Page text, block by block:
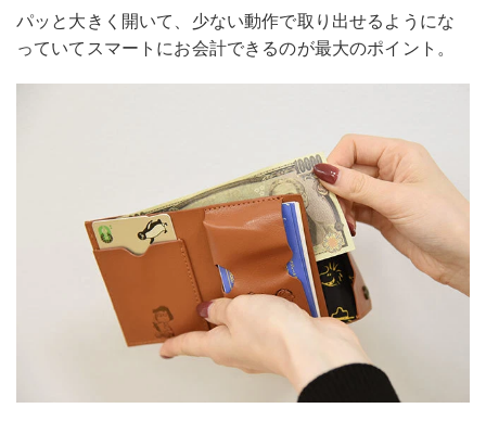
パッと大きく開いて、少ない動作で取り出せるようにな
っていてスマートにお会計できるのが最大のポイント。